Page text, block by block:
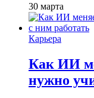
30 марта
Карьера
Как ИИ
нужно